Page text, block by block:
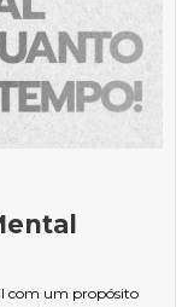
com um propósito